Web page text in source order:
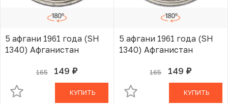
5 афгани 1961 года (SH
1340) Афганистан
165 149 руб.
В КОРЗИНЕ
КУПИТЬ
5 афгани 1961 года (SH
1340) Афганистан
165 149 руб.
В КОРЗИНЕ
КУПИТЬ